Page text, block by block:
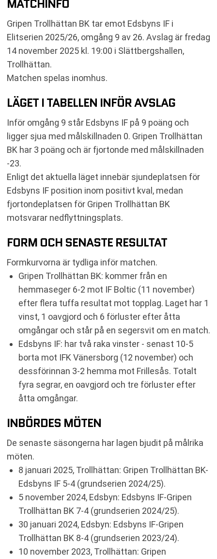
TABELL
RELATERADE NYHETER
MATCHINFO
Gripen Trollhättan BK tar emot Edsbyns IF i
Elitserien 2025/26, omgång 9 av 26. Avslag är fredag
14 november 2025 kl. 19:00 i Slättbergshallen,
Trollhättan.
Matchen spelas inomhus.
LÄGET I TABELLEN INFÖR AVSLAG
Inför omgång 9 står Edsbyns IF på 9 poäng och
ligger sjua med målskillnaden 0. Gripen Trollhättan
BK har 3 poäng och är fjortonde med målskillnaden
-23.
Enligt det aktuella läget innebär sjundeplatsen för
Edsbyns IF position inom positivt kval, medan
fjortondeplatsen för Gripen Trollhättan BK
motsvarar nedflyttningsplats.
FORM OCH SENASTE RESULTAT
Formkurvorna är tydliga inför matchen.
Gripen Trollhättan BK: kommer från en
hemmaseger 6-2 mot IF Boltic (11 november)
efter flera tuffa resultat mot topplag. Laget har 1
vinst, 1 oavgjord och 6 förluster efter åtta
omgångar och står på en segersvit om en match.
Edsbyns IF: har två raka vinster - senast 10-5
borta mot IFK Vänersborg (12 november) och
dessförinnan 3-2 hemma mot Frillesås. Totalt
fyra segrar, en oavgjord och tre förluster efter
åtta omgångar.
INBÖRDES MÖTEN
De senaste säsongerna har lagen bjudit på målrika
möten.
8 januari 2025, Trollhättan: Gripen Trollhättan BK-
Edsbyns IF 5-4 (grundserien 2024/25).
5 november 2024, Edsbyn: Edsbyns IF-Gripen
Trollhättan BK 7-4 (grundserien 2024/25).
30 januari 2024, Edsbyn: Edsbyns IF-Gripen
Trollhättan BK 8-4 (grundserien 2023/24).
10 november 2023, Trollhättan: Gripen